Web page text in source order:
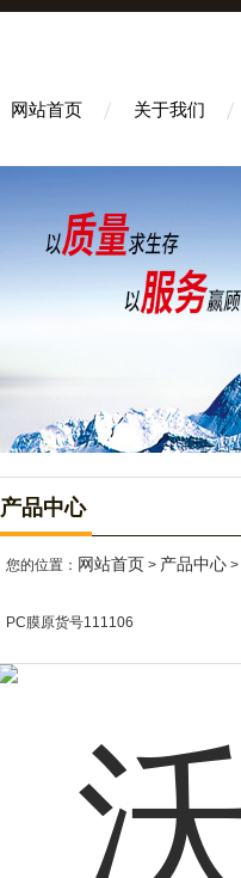
网站首页 关于我们
产品中心
您的位置： 网站首页 > 产品中心 >
PC膜原货号111106